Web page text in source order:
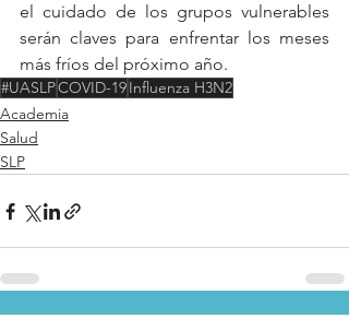
el cuidado de los grupos vulnerables
serán claves para enfrentar los meses
más fríos del próximo año.
#UASLPCOVID-19Influenza H3N2
Academia
Salud
SLP